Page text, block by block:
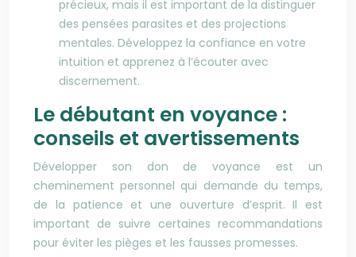
précieux, mais il est important de la distinguer
des pensées parasites et des projections
mentales. Développez la confiance en votre
intuition et apprenez à l’écouter avec
discernement.
Le débutant en voyance :
conseils et avertissements
Développer son don de voyance est un
cheminement personnel qui demande du temps,
de la patience et une ouverture d’esprit. Il est
important de suivre certaines recommandations
pour éviter les pièges et les fausses promesses.